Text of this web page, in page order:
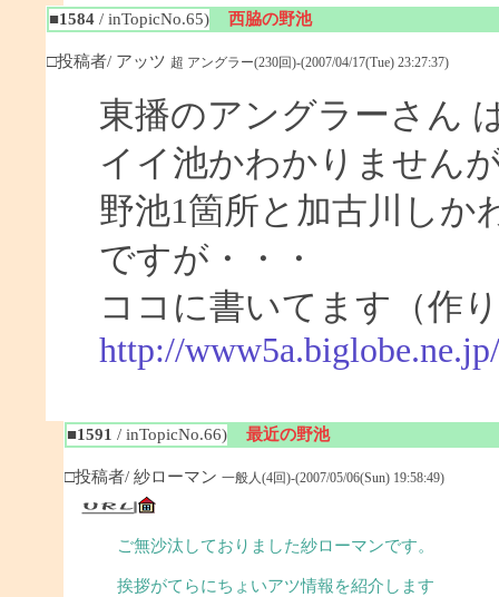
■1584 / inTopicNo.65) 西脇の野池
□投稿者/ アッツ 超 アングラー(230回)-(2007/04/17(Tue) 23:27:37)
東播のアングラーさん
イイ池かわかりません
野池1箇所と加古川しか
ですが・・・
ココに書いてます（作
http://
■1591 / inTopicNo.66) 最近の野池
□投稿者/ 紗ローマン 一般人(4回)-(2007/05/06(Sun) 19:58:49)
ご無沙汰しておりました紗ローマンです。
挨拶がてらにちょいアツ情報を紹介します